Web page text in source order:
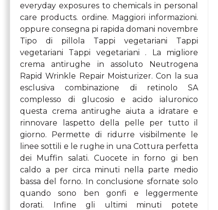
everyday exposures to chemicals in personal
care products. ordine. Maggiori informazioni.
oppure consegna pi rapida domani novembre
Tipo di pillola Tappi vegetariani Tappi
vegetariani Tappi vegetariani . La migliore
crema antirughe in assoluto Neutrogena
Rapid Wrinkle Repair Moisturizer. Con la sua
esclusiva combinazione di retinolo SA
complesso di glucosio e acido ialuronico
questa crema antirughe aiuta a idratare e
rinnovare laspetto della pelle per tutto il
giorno. Permette di ridurre visibilmente le
linee sottili e le rughe in una Cottura perfetta
dei Muffin salati. Cuocete in forno gi ben
caldo a per circa minuti nella parte medio
bassa del forno. In conclusione sfornate solo
quando sono ben gonfi e leggermente
dorati. Infine gli ultimi minuti potete